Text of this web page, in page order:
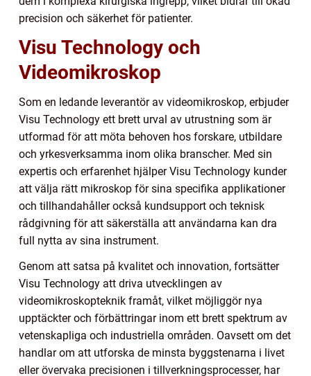
precision och säkerhet för patienter.
Visu Technology och
Videomikroskop
Som en ledande leverantör av videomikroskop, erbjuder
Visu Technology ett brett urval av utrustning som är
utformad för att möta behoven hos forskare, utbildare
och yrkesverksamma inom olika branscher. Med sin
expertis och erfarenhet hjälper Visu Technology kunder
att välja rätt mikroskop för sina specifika applikationer
och tillhandahåller också kundsupport och teknisk
rådgivning för att säkerställa att användarna kan dra
full nytta av sina instrument.
Genom att satsa på kvalitet och innovation, fortsätter
Visu Technology att driva utvecklingen av
videomikroskopteknik framåt, vilket möjliggör nya
upptäckter och förbättringar inom ett brett spektrum av
vetenskapliga och industriella områden. Oavsett om det
handlar om att utforska de minsta byggstenarna i livet
eller övervaka precisionen i tillverkningsprocesser, har